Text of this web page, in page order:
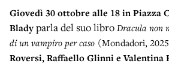
Giovedì 30 ottobre alle 18 in Piazza
Bladyparla del suo libro Dracula non
di un vampiro per caso (Mondadori,
Roversi, Raffaello Glinni e Valentina